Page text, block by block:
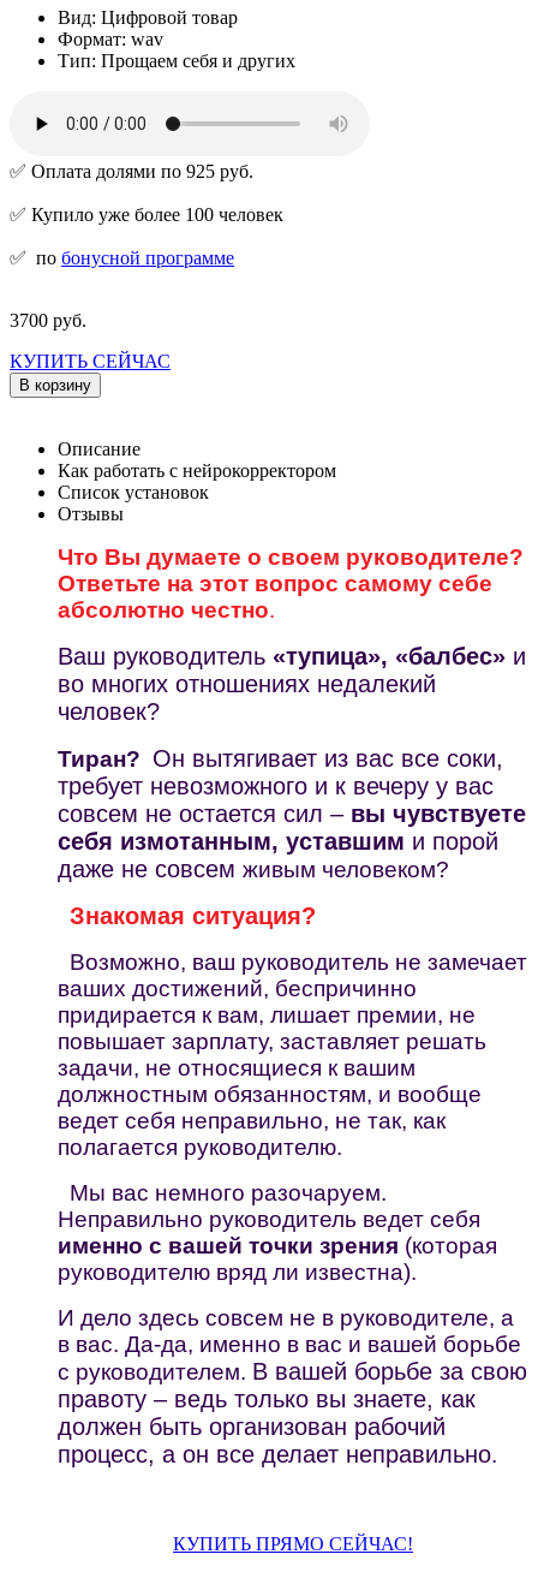
Вид: Цифровой товар
Формат: wav
Тип: Прощаем себя и других
✅ Оплата долями по 925 руб.
✅ Купило уже более 100 человек
✅ по бонусной программе
3700 руб.
КУПИТЬ СЕЙЧАС
В корзину
Описание
Как работать с нейрокорректором
Список установок
Отзывы
Что Вы думаете о своем руководителе?
Ответьте на этот вопрос самому себе
абсолютно честно.
Ваш руководитель «тупица», «балбес» и
во многих отношениях недалекий
человек?
Тиран? Он вытягивает из вас все соки,
требует невозможного и к вечеру у вас
совсем не остается сил – вы чувствуете
себя измотанным, уставшим и порой
даже не совсем живым человеком?
Знакомая ситуация?
Возможно, ваш руководитель не замечает
ваших достижений, беспричинно
придирается к вам, лишает премии, не
повышает зарплату, заставляет решать
задачи, не относящиеся к вашим
должностным обязанностям, и вообще
ведет себя неправильно, не так, как
полагается руководителю.
Мы вас немного разочаруем.
Неправильно руководитель ведет себя
именно с вашей точки зрения (которая
руководителю вряд ли известна).
И дело здесь совсем не в руководителе, а
в вас. Да-да, именно в вас и вашей борьбе
с руководителем. В вашей борьбе за свою
правоту – ведь только вы знаете, как
должен быть организован рабочий
процесс, а он все делает неправильно.
КУПИТЬ ПРЯМО СЕЙЧАС!